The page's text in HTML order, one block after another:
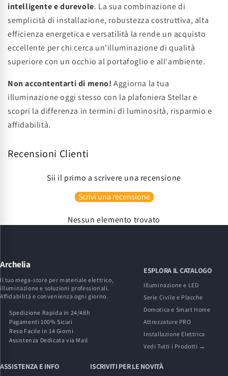
intelligente e durevole. La sua combinazione di
semplicità di installazione, robustezza costruttiva, alta
efficienza energetica e versatilità la rende un acquisto
eccellente per chi cerca un'illuminazione di qualità
superiore con un occhio al portafoglio e all'ambiente.
Non accontentarti di meno! Aggiorna la tua
illuminazione oggi stesso con la plafoniera Stellar e
scopri la differenza in termini di luminosità, risparmio e
affidabilità.
Recensioni Clienti
Sii il primo a scrivere una recensione
Scrivi una recensione
Nessun elemento trovato
Archelia
Il tuo mega-store per materiale elettrico,
illuminazione e soluzioni professionali.
Affidabilità e convenienza ogni giorno.
Spedizione Rapida in 24/48h
Pagamenti 100% Sicuri
Reso Facile in 14 Giorni
Assistenza Dedicata via Mail
ESPLORA IL CATALOGO
Illuminazione e LED
Serie Civile e Placche
Domotica e Smart Home
Attrezzature PRO
Installazione Elettrica
Vedi Tutti i Prodotti →
ASSISTENZA E INFO ISCRIVITI PER LE NOVITÀ